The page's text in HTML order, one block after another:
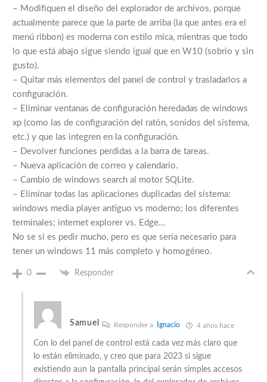
– Modifiquen el diseño del explorador de archivos, porque
actualmente parece que la parte de arriba (la que antes era el
menú ribbon) es moderna con estilo mica, mientras que todo
lo que está abajo sigue siendo igual que en W10 (sobrio y sin
gusto).
– Quitar más elementos del panel de control y trasladarlos a
configuración.
– Eliminar ventanas de configuración heredadas de windows
xp (como las de configuración del ratón, sonidos del sistema,
etc.) y que las integren en la configuración.
– Devolver funciones perdidas a la barra de tareas.
– Nueva aplicación de correo y calendario.
– Cambio de windows search al motor SQLite.
– Eliminar todas las aplicaciones duplicadas del sistema:
windows media player antiguo vs moderno; los diferentes
terminales; internet explorer vs. Edge…
No se si es pedir mucho, pero es que sería necesario para
tener un windows 11 más completo y homogéneo.
0 Responder
Samuel Responder a Ignacio 4 años hace
Con lo del panel de control está cada vez más claro que
lo están eliminado, y creo que para 2023 si sigue
existiendo aun la pantalla principal serán simples accesos